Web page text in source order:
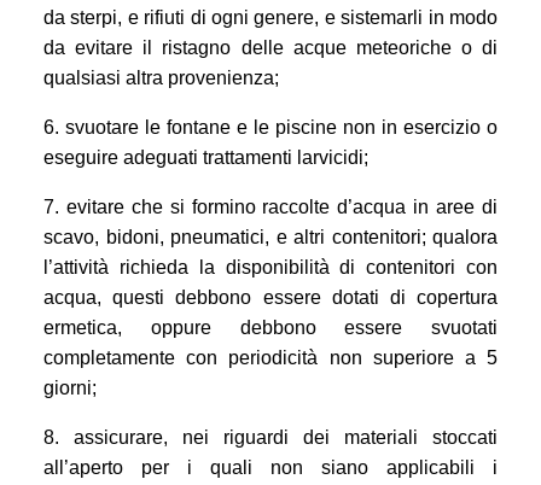
da sterpi, e rifiuti di ogni genere, e sistemarli in modo
da evitare il ristagno delle acque meteoriche o di
qualsiasi altra provenienza;
6. svuotare le fontane e le piscine non in esercizio o
eseguire adeguati trattamenti larvicidi;
7. evitare che si formino raccolte d’acqua in aree di
scavo, bidoni, pneumatici, e altri contenitori; qualora
l’attività richieda la disponibilità di contenitori con
acqua, questi debbono essere dotati di copertura
ermetica, oppure debbono essere svuotati
completamente con periodicità non superiore a 5
giorni;
8. assicurare, nei riguardi dei materiali stoccati
all’aperto per i quali non siano applicabili i